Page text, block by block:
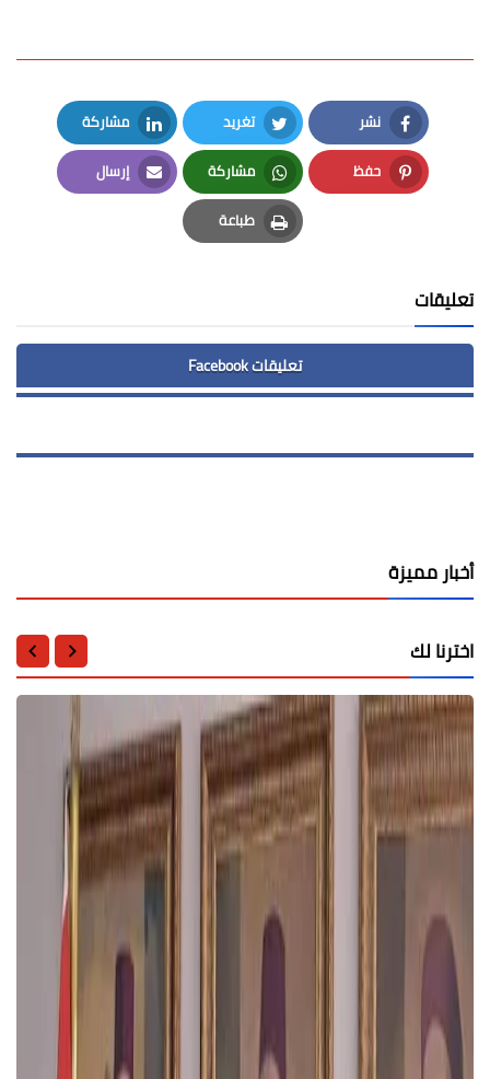
نشر
Facebook
تغريد
Twitter
مشاركة
LinkedIn
حفظ
Pinterest
مشاركة
Whatsapp
إرسال
Email
طباعة
Print
تعليقات
تعليقات Facebook
أخبار مميزة
اخترنا لك